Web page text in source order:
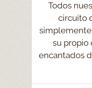
Todos
circuito
simplemente
su propio
encantados
Háganos
desea
atlántica o
díganos